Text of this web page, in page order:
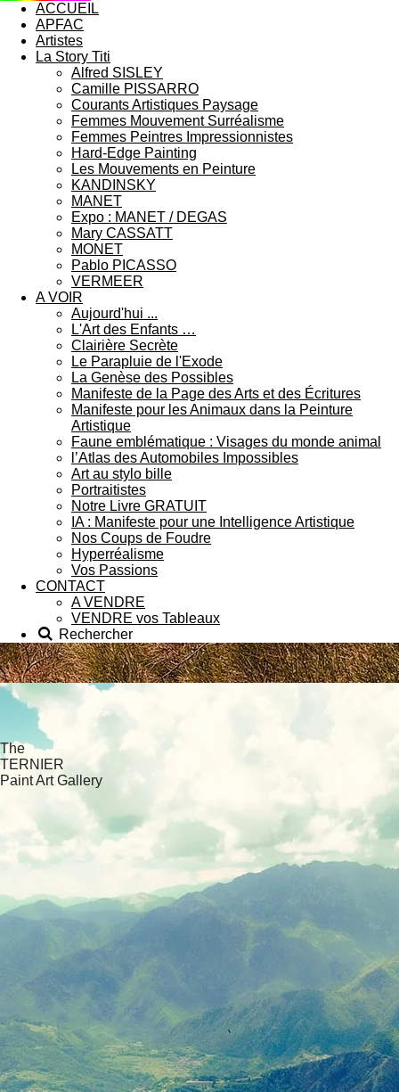
ACCUEIL
APFAC
Artistes
La Story Titi
Alfred SISLEY
Camille PISSARRO
Courants Artistiques Paysage
Femmes Mouvement Surréalisme
Femmes Peintres Impressionnistes
Hard-Edge Painting
Les Mouvements en Peinture
KANDINSKY
MANET
Expo : MANET / DEGAS
Mary CASSATT
MONET
Pablo PICASSO
VERMEER
A VOIR
Aujourd'hui ...
L'Art des Enfants …
Clairière Secrète
Le Parapluie de l'Exode
La Genèse des Possibles
Manifeste de la Page des Arts et des Écritures
Manifeste pour les Animaux dans la Peinture
Artistique
Faune emblématique : Visages du monde animal
l’Atlas des Automobiles Impossibles
Art au stylo bille
Portraitistes
Notre Livre GRATUIT
IA : Manifeste pour une Intelligence Artistique
Nos Coups de Foudre
Hyperréalisme
Vos Passions
CONTACT
A VENDRE
VENDRE vos Tableaux
Rechercher
The
TERNIER
Paint Art Gallery